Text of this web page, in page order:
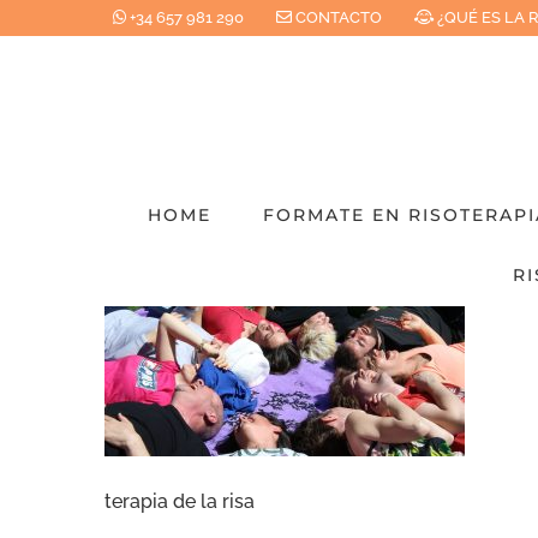
+34 657 981 290 CONTACTO ¿QUÉ ES LA
HOME FORMATE EN
terapia de la risa